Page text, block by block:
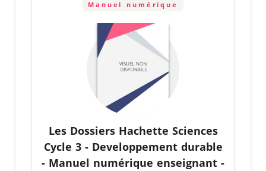
Manuel numérique
Les Dossiers Hachette Sciences
Cycle 3 - Developpement durable
- Manuel numérique enseignant -